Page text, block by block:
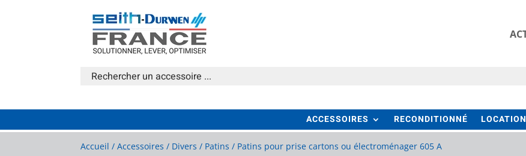
ACCESSOIRES RECONDITIONNÉ LOCATION
Accueil /Accessoires / Divers / Patins / Patins pour prise cartons ou électroménager 605 A